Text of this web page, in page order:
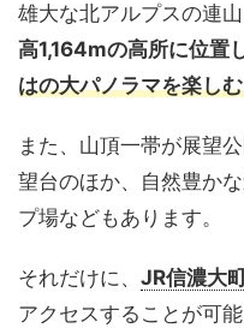
雄大な北アルプスの連山
高1,164mの高所に位置
はの大パノラマを楽し
また、山頂一帯が展望
望台のほか、自然豊か
プ場などもあります。
それだけに、 JR信濃大
アクセスすることが可能